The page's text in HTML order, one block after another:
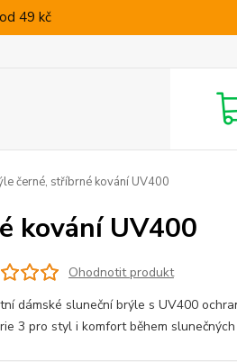
49 kč
černé, stříbrné kování UV400
kování UV400
Ohodnotit produkt
dámské sluneční brýle s UV400
3 pro styl i komfort během slunečných